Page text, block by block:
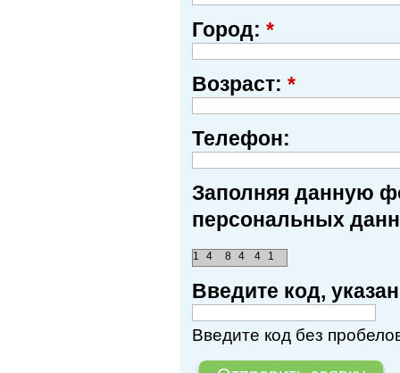
Город: *
Возраст: *
Телефон:
Заполняя данную
персональных
8 4 4 1
1 4
Введите код,
Введите код без